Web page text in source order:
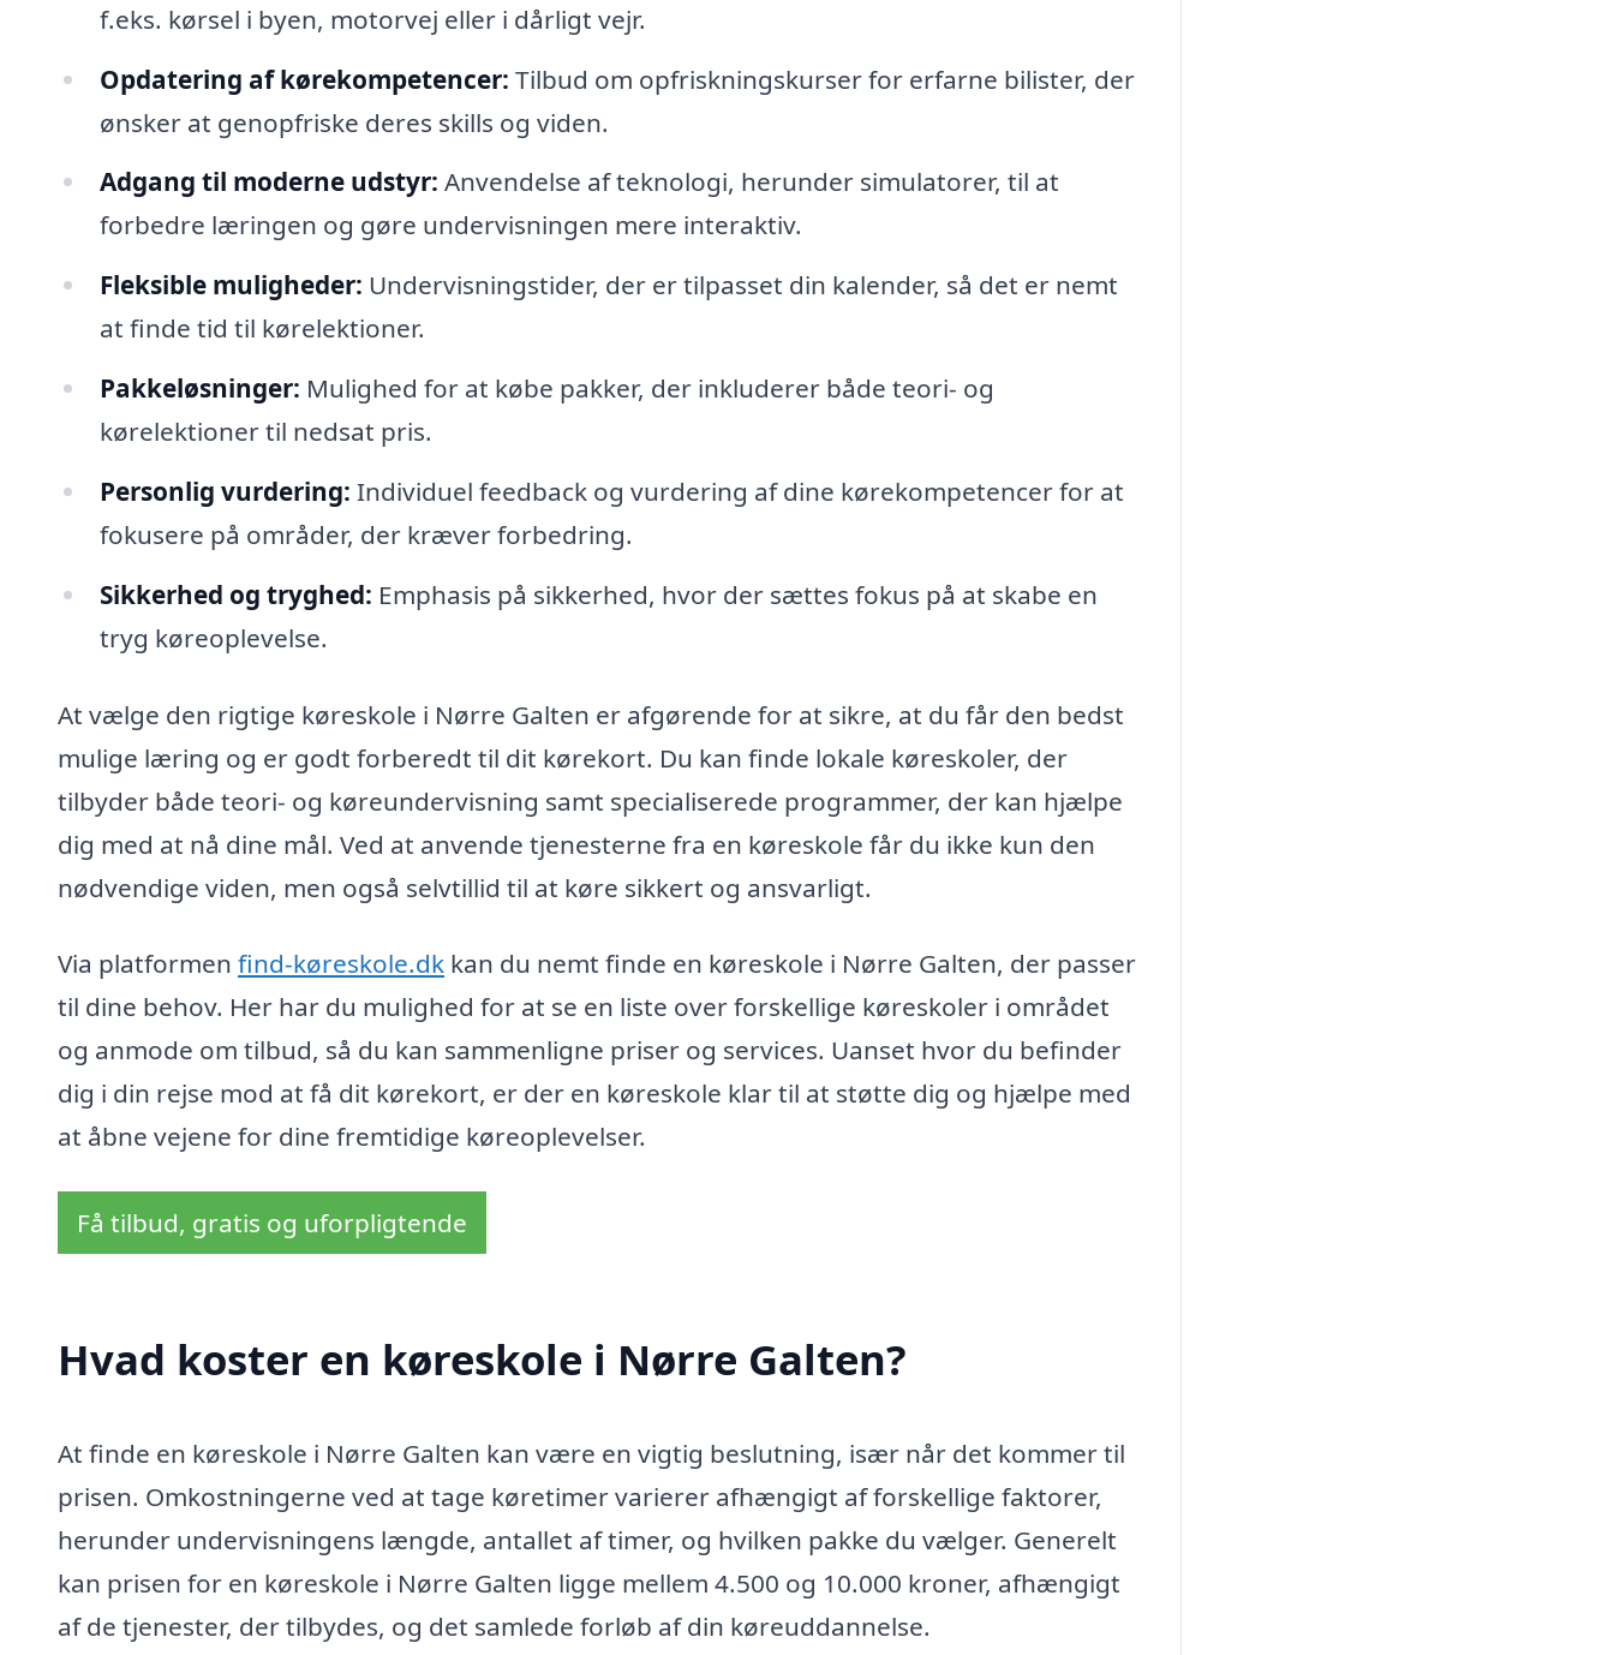
f.eks. kørsel i byen, motorvej eller i dårligt vejr.
Opdatering af kørekompetencer: Tilbud om opfriskningskurser for erfarne bilister, der
ønsker at genopfriske deres skills og viden.
Adgang til moderne udstyr: Anvendelse af teknologi, herunder simulatorer, til at
forbedre læringen og gøre undervisningen mere interaktiv.
Fleksible muligheder: Undervisningstider, der er tilpasset din kalender, så det er nemt
at finde tid til kørelektioner.
Pakkeløsninger: Mulighed for at købe pakker, der inkluderer både teori- og
kørelektioner til nedsat pris.
Personlig vurdering: Individuel feedback og vurdering af dine kørekompetencer for at
fokusere på områder, der kræver forbedring.
Sikkerhed og tryghed: Emphasis på sikkerhed, hvor der sættes fokus på at skabe en
tryg køreoplevelse.
At vælge den rigtige køreskole i Nørre Galten er afgørende for at sikre, at du får den bedst
mulige læring og er godt forberedt til dit kørekort. Du kan finde lokale køreskoler, der
tilbyder både teori- og køreundervisning samt specialiserede programmer, der kan hjælpe
dig med at nå dine mål. Ved at anvende tjenesterne fra en køreskole får du ikke kun den
nødvendige viden, men også selvtillid til at køre sikkert og ansvarligt.
Via platformen find-køreskole.dk kan du nemt finde en køreskole i Nørre Galten, der passer
til dine behov. Her har du mulighed for at se en liste over forskellige køreskoler i området
og anmode om tilbud, så du kan sammenligne priser og services. Uanset hvor du befinder
dig i din rejse mod at få dit kørekort, er der en køreskole klar til at støtte dig og hjælpe med
at åbne vejene for dine fremtidige køreoplevelser.
Få tilbud, gratis og uforpligtende
Hvad koster en køreskole i Nørre Galten?
At finde en køreskole i Nørre Galten kan være en vigtig beslutning, især når det kommer til
prisen. Omkostningerne ved at tage køretimer varierer afhængigt af forskellige faktorer,
herunder undervisningens længde, antallet af timer, og hvilken pakke du vælger. Generelt
kan prisen for en køreskole i Nørre Galten ligge mellem 4.500 og 10.000 kroner, afhængigt
af de tjenester, der tilbydes, og det samlede forløb af din køreuddannelse.